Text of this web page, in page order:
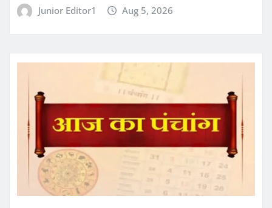
Junior Editor1 Aug 5, 2026